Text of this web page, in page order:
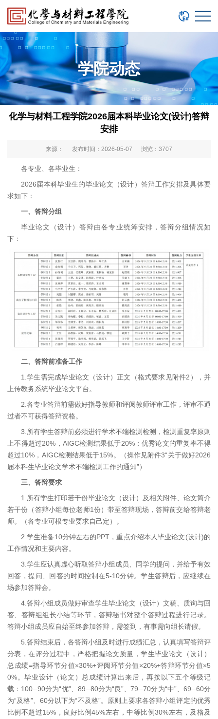
学院动态
化学与材料工程学院2026届本科毕业论文(设计)答辩
安排
来源： 发布时间：2026-05-07 浏览： 3707
各专业、各毕业生：
2026届本科毕业生的毕业论文（设计）答辩工作安排及具体要
求如下：
一、答辩分组
毕业论文（设计）答辩由各专业统筹安排，答辩分组情况如
下：
二、答辩前准备工作
1.学生需完成毕业论文（设计）正文（格式要求见附件2），并
上传教务系统毕业论文平台。
2.各专业答辩前需做好指导教师和评阅教师评审工作，评审不通
过者不可获得答辩资格。
3.所有学生答辩前必须进行学术不端检测检测，检测重复率原则
上不得超过20%，AIGC检测结果低于20%；优秀论文的重复率不得
超过10%，AIGC检测结果低于15%。（操作见附件3“关于做好2026
届本科生毕业论文学术不端检测工作的通知”）
三、答辩要求
1.所有学生打印若干份毕业论文（设计）及相关附件、论文简介
若干份（答辩小组每位老师1份）带至答辩现场，答辩前交给答辩老
师。（各专业可根专业要求自己定）。
2.学生准备10分钟左右的PPT，重点介绍本人毕业论文(设计)的
工作情况和主要内容。
3.学生应认真虚心听取答辩小组成员、同学的提问，并给予有效
回答，提问、回答的时间控制在5-10分钟。学生答辩后，应继续在
场参加答辩会。
4.答辩小组成员做好审查学生毕业论文（设计）文稿、质询与回
答、答辩组组长小结等环节，答辩秘书对整个答辩过程进行记录。
答辩小组成员应自始至终参加答辩，需签到，有事需向组长请假。
5.答辩结束后，各答辩小组及时进行成绩汇总，认真填写答辩评
分表，在评分过程中，严格把握论文质量，学生毕业论文（设计）
总成绩=指导环节分值×30%+评阅环节分值×20%+答辩环节分值×5
0%。毕业设计（论文）总成绩计算出来后，再按以下五个等级记
载：100─90分为“优”、89─80分为“良”、79─70分为“中”、69─60分
为“及格”、60分以下为“不及格”。原则上要求各答辩小组评定的优秀
比例不超过15%，良好比例45%左右，中等比例30%左右，及格及